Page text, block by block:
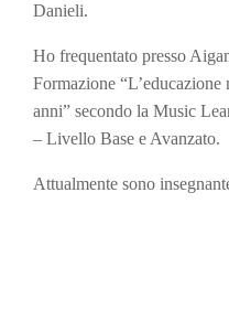
Danieli.
Ho frequentato presso
Formazione
anni” secondo la Music
– Livello Base e Avanzato.
Attualmente sono